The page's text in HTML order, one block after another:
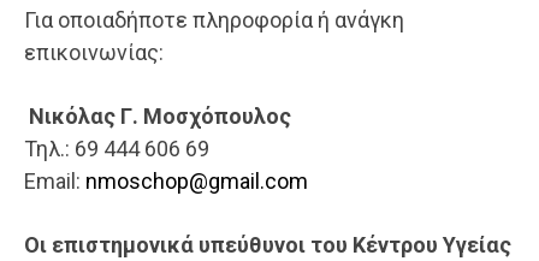
Για οποιαδήποτε πληροφορία ή ανάγκη
επικοινωνίας:
Νικόλας Γ. Μοσχόπουλος
Τηλ.: 69 444 606 69
Email: nmoschop@gmail.com
Οι επιστημονικά υπεύθυνοι του Κέντρου Υγείας